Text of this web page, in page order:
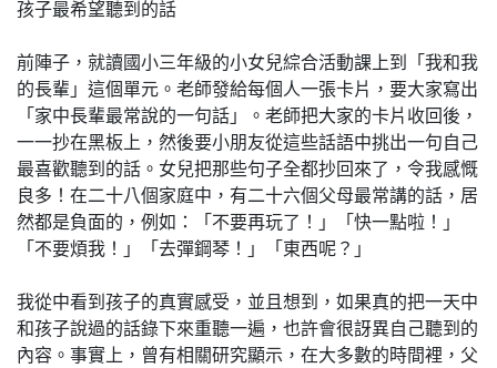
孩子最希望聽到的話
前陣子，就讀國小三年級的小女兒綜合活動課上到「我和我
的長輩」這個單元。老師發給每個人一張卡片，要大家寫出
「家中長輩最常說的一句話」。老師把大家的卡片收回後，
一一抄在黑板上，然後要小朋友從這些話語中挑出一句自己
最喜歡聽到的話。女兒把那些句子全都抄回來了，令我感慨
良多！在二十八個家庭中，有二十六個父母最常講的話，居
然都是負面的，例如：「不要再玩了！」「快一點啦！」
「不要煩我！」「去彈鋼琴！」「東西呢？」
我從中看到孩子的真實感受，並且想到，如果真的把一天中
和孩子說過的話錄下來重聽一遍，也許會很訝異自己聽到的
內容。事實上，曾有相關研究顯示，在大多數的時間裡，父